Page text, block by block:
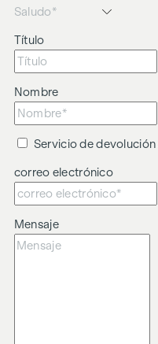
Sala de estar, comedor
Atractiva ubicación
Gran demanda de alquiler
Nos gustaría señalar que
familiar o comercial entre
intermediado.
Título
Nombre
Servicio de devolución
correo electrónico
Mensaje